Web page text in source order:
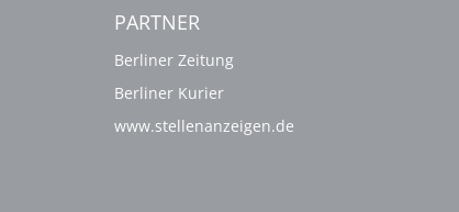
PARTNER
Berliner Zeitung
Berliner Kurier
www.stellenanzeigen.de